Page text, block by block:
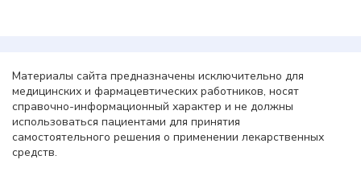
Материалы сайта предназначены исключительно для
медицинских и фармацевтических работников, носят
справочно-информационный характер и не должны
использоваться пациентами для принятия
самостоятельного решения о применении лекарственных
средств.